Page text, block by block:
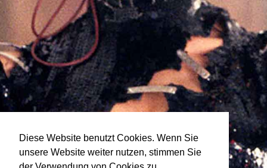
Diese Website benutzt Cookies. Wenn Sie
unsere Website weiter nutzen, stimmen Sie